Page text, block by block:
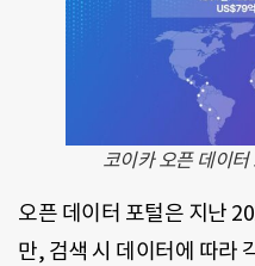
코이카 오픈 데이
오픈 데이터 포털은 지난
만, 검색 시 데이터에 따라